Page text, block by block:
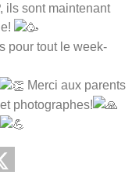
ils sont maintenant
pour tout le week-
Merci aux parents
photographes!